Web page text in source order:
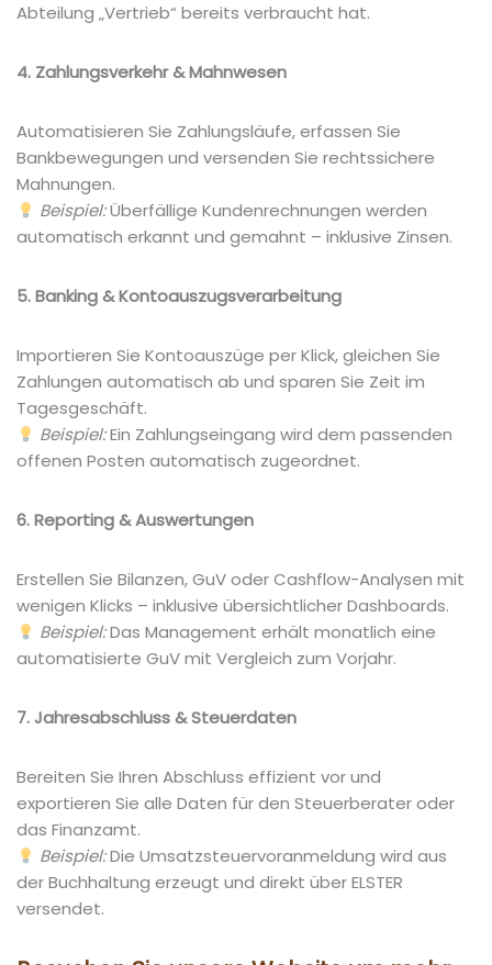
Abteilung „Vertrieb“ bereits verbraucht hat.
4. Zahlungsverkehr & Mahnwesen
Automatisieren Sie Zahlungsläufe, erfassen Sie
Bankbewegungen und versenden Sie rechtssichere
Mahnungen.
Beispiel:Überfällige Kundenrechnungen werden
automatisch erkannt und gemahnt – inklusive Zinsen.
5. Banking & Kontoauszugsverarbeitung
Importieren Sie Kontoauszüge per Klick, gleichen Sie
Zahlungen automatisch ab und sparen Sie Zeit im
Tagesgeschäft.
Beispiel:Ein Zahlungseingang wird dem passenden
offenen Posten automatisch zugeordnet.
6. Reporting & Auswertungen
Erstellen Sie Bilanzen, GuV oder Cashflow-Analysen mit
wenigen Klicks – inklusive übersichtlicher Dashboards.
Beispiel:Das Management erhält monatlich eine
automatisierte GuV mit Vergleich zum Vorjahr.
7. Jahresabschluss & Steuerdaten
Bereiten Sie Ihren Abschluss effizient vor und
exportieren Sie alle Daten für den Steuerberater oder
das Finanzamt.
Beispiel:Die Umsatzsteuervoranmeldung wird aus
der Buchhaltung erzeugt und direkt über ELSTER
versendet.